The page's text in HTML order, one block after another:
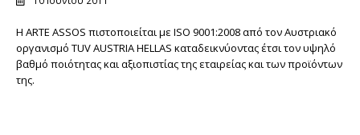
Η ARTE ASSOS πιστοποιείται με ISO 9001:2008 από τον Αυστριακό
οργανισμό TUV AUSTRIA HELLAS καταδεικνύοντας έτσι τον υψηλό
βαθμό ποιότητας και αξιοπιστίας της εταιρείας και των προϊόντων
της.